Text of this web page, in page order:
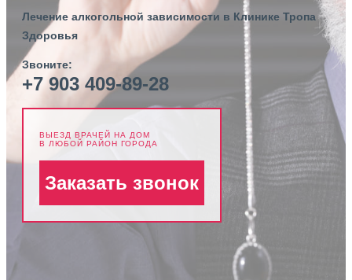
Лечение алкогольной зависимости в Клинике Тропа
Здоровья
Звоните:
+7 903 409-89-28
ВЫЕЗД ВРАЧЕЙ НА ДОМ
В ЛЮБОЙ РАЙОН ГОРОДА
Заказать звонок